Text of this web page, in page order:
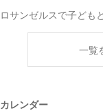
ロサンゼルスで子ども
一覧
カレンダー